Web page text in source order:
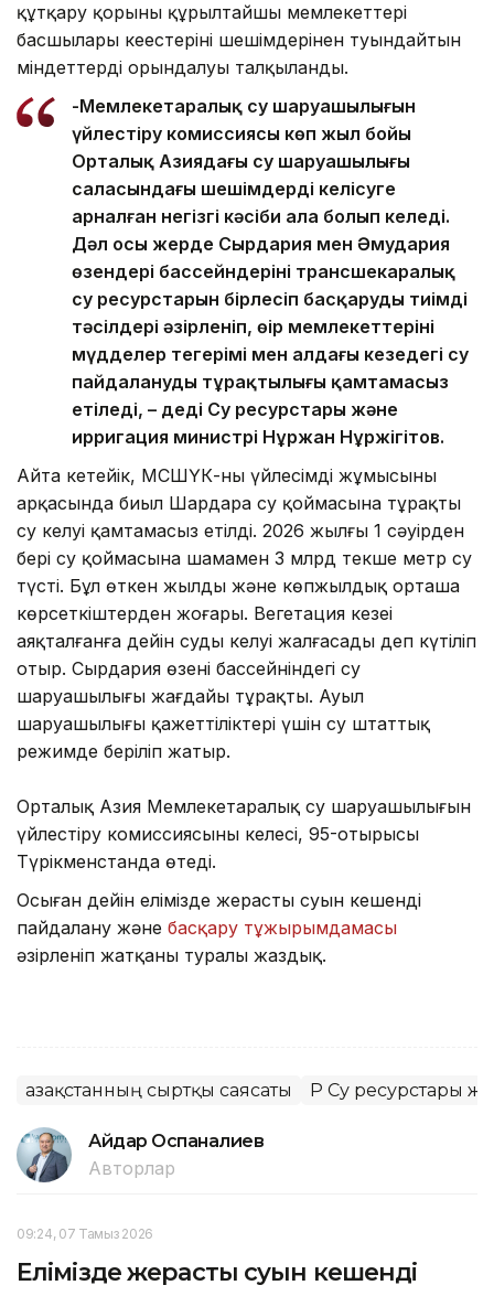
құтқару қорының құрылтайшы мемлекеттері
басшылары кеңестерінің шешімдерінен туындайтын
міндеттердің орындалуы талқыланды.
-Мемлекетаралық су шаруашылығын
үйлестіру комиссиясы көп жыл бойы
Орталық Азиядағы су шаруашылығы
саласындағы шешімдерді келісуге
арналған негізгі кәсіби алаң болып келеді.
Дәл осы жерде Сырдария мен Әмудария
өзендері бассейндерінің трансшекаралық
су ресурстарын бірлесіп басқарудың тиімді
тәсілдері әзірленіп, өңір мемлекеттерінің
мүдделер теңгерімі мен алдағы кезеңдегі су
пайдаланудың тұрақтылығы қамтамасыз
етіледі, – деді Су ресурстары және
ирригация министрі Нұржан Нұржігітов.
Айта кетейік, МСШҮК-ның үйлесімді жұмысының
арқасында биыл Шардара су қоймасына тұрақты
су келуі қамтамасыз етілді. 2026 жылғы 1 сәуірден
бері су қоймасына шамамен 3 млрд текше метр су
түсті. Бұл өткен жылдың және көпжылдық орташа
көрсеткіштерден жоғары. Вегетация кезеңі
аяқталғанға дейін судың келуі жалғасады деп күтіліп
отыр. Сырдария өзені бассейніндегі су
шаруашылығы жағдайы тұрақты. Ауыл
шаруашылығы қажеттіліктері үшін су штаттық
режимде беріліп жатыр.
Орталық Азия Мемлекетаралық су шаруашылығын
үйлестіру комиссиясының келесі, 95-отырысы
Түрікменстанда өтеді.
Осыған дейін елімізде жерасты суын кешенді
пайдалану және басқару тұжырымдамасы
әзірленіп жатқаны туралы жаздық.
Қазақстанның сыртқы саясаты ҚР Су ресурстары
Айдар Оспаналиев
Авторлар
09:24, 07 Тамыз 2026
Елімізде жерасты суын кешенді